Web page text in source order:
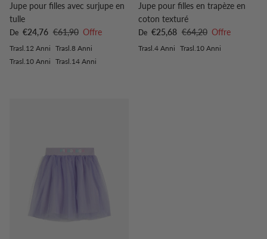
Jupe pour filles avec surjupe en
tulle
Prix soldé
De €24,76 Prix habituel
€61,90 Offre
Trasl.12 Anni Trasl.8 Anni
Trasl.10 Anni Trasl.14 Anni
Jupe pour filles en trapèze en
coton texturé
Prix soldé
De €25,68 Prix habituel
€64,20 Offre
Trasl.4 Anni Trasl.10 Anni